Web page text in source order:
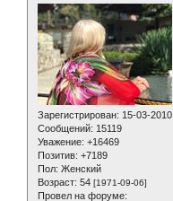
Зарегистрирован: 15-03-2010
Сообщений: 15119
Уважение: +16469
Позитив: +7189
Пол: Женский
Возраст: 54 [1971-09-06]
Провел на форуме: